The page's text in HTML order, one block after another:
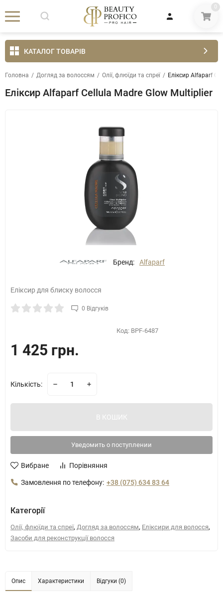
0
КАТАЛОГ ТОВАРІВ
Головна / Догляд за волоссям / Олії, флюїди та спреї / Еліксир Alfaparf
Еліксир Alfaparf Cellula Madre Glow Multiplier
Бренд: Alfaparf
Еліксир для блиску волосся
0 Відгуків
Код: BPF-6487
1 425 грн.
Кількість:
В КОШИК
Уведомить о поступлении
Вибране Порівняння
Замовлення по телефону: +38 (075) 634 83 64
Категорії
Олії, флюїди та спреї, Догляд за волоссям, Еліксири для волосся,
Засоби для реконструкції волосся
Опис Характеристики Відгуки (0)